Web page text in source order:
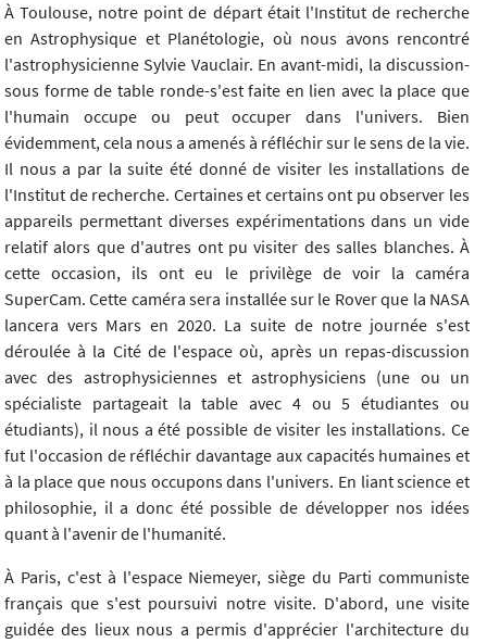
À Toulouse, notre point de départ était l'Institut de recherche
en Astrophysique et Planétologie, où nous avons rencontré
l'astrophysicienne Sylvie Vauclair. En avant-midi, la discussion-
sous forme de table ronde-s'est faite en lien avec la place que
l'humain occupe ou peut occuper dans l'univers. Bien
évidemment, cela nous a amenés à réfléchir sur le sens de la vie.
Il nous a par la suite été donné de visiter les installations de
l'Institut de recherche. Certaines et certains ont pu observer les
appareils permettant diverses expérimentations dans un vide
relatif alors que d'autres ont pu visiter des salles blanches. À
cette occasion, ils ont eu le privilège de voir la caméra
SuperCam. Cette caméra sera installée sur le Rover que la NASA
lancera vers Mars en 2020. La suite de notre journée s'est
déroulée à la Cité de l'espace où, après un repas-discussion
avec des astrophysiciennes et astrophysiciens (une ou un
spécialiste partageait la table avec 4 ou 5 étudiantes ou
étudiants), il nous a été possible de visiter les installations. Ce
fut l'occasion de réfléchir davantage aux capacités humaines et
à la place que nous occupons dans l'univers. En liant science et
philosophie, il a donc été possible de développer nos idées
quant à l'avenir de l'humanité.
À Paris, c'est à l'espace Niemeyer, siège du Parti communiste
français que s'est poursuivi notre visite. D'abord, une visite
guidée des lieux nous a permis d'apprécier l'architecture du